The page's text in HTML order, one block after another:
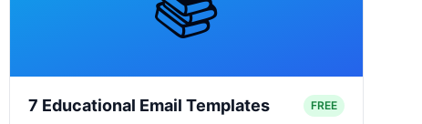
7 Educational Email Templates FREE